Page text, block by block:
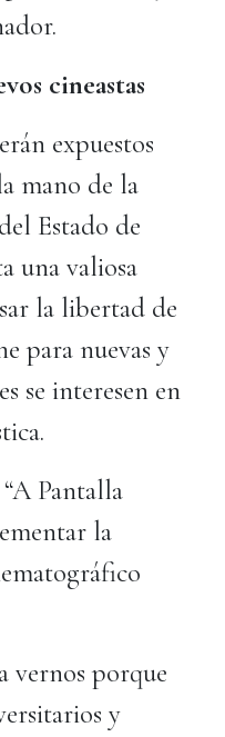
cineastas
expuestos
mano de la
Estado de
una valiosa
la libertad de
para nuevas y
se interesen en
Pantalla
la
vernos porque
y